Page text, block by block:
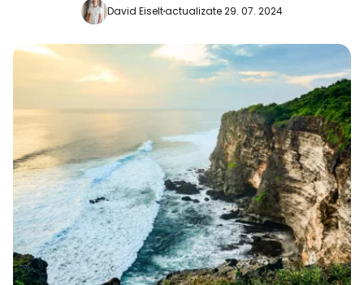
David Eiseltactualizate 29. 07. 2024
Continuați cu Facebook
Continuați cu e-mailul